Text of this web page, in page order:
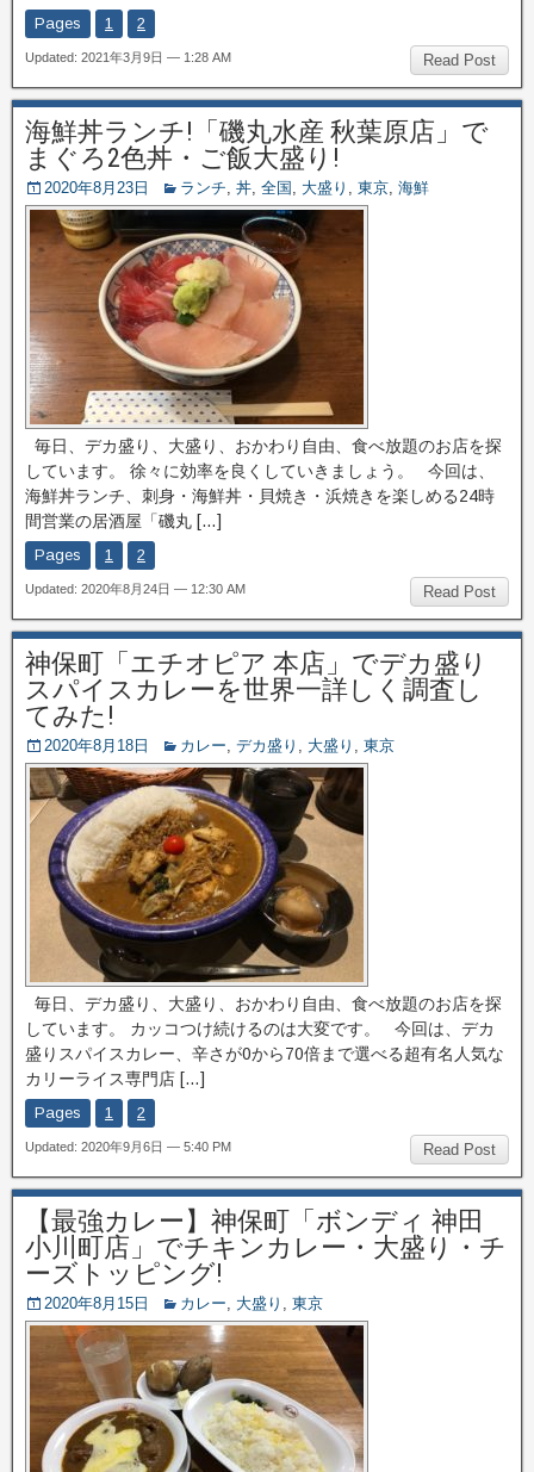
Pages 1 2
Read Post
Updated: 2021年3月9日 — 1:28 AM
海鮮丼ランチ!「磯丸水産 秋葉原店」で
まぐろ2色丼・ご飯大盛り!
2020年8月23日 ランチ, 丼, 全国 , 大盛り , 東京, 海鮮
毎日、デカ盛り、大盛り、おかわり自由、食べ放題のお店を探
しています。 徐々に効率を良くしていきましょう。 今回は、
海鮮丼ランチ、刺身・海鮮丼・貝焼き・浜焼きを楽しめる24時
間営業の居酒屋「磯丸 […]
Pages 1 2
Read Post
Updated: 2020年8月24日 — 12:30 AM
神保町「エチオピア 本店」でデカ盛り
スパイスカレーを世界一詳しく調査し
てみた!
2020年8月18日 カレー, デカ盛り , 大盛り , 東京
毎日、デカ盛り、大盛り、おかわり自由、食べ放題のお店を探
しています。 カッコつけ続けるのは大変です。 今回は、デカ
盛りスパイスカレー、辛さが0から70倍まで選べる超有名人気な
カリーライス専門店 […]
Pages 1 2
Read Post
Updated: 2020年9月6日 — 5:40 PM
【最強カレー】神保町「ボンディ 神田
小川町店」でチキンカレー・大盛り・チ
ーズトッピング!
2020年8月15日 カレー, 大盛り , 東京